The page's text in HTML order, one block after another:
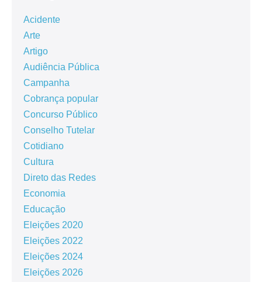
Acidente
Arte
Artigo
Audiência Pública
Campanha
Cobrança popular
Concurso Público
Conselho Tutelar
Cotidiano
Cultura
Direto das Redes
Economia
Educação
Eleições 2020
Eleições 2022
Eleições 2024
Eleições 2026